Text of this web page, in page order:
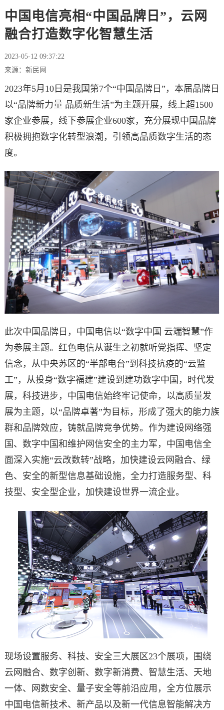
中国电信亮相“中国品牌日”，云网
融合打造数字化智慧生活
2023-05-12 09:37:22
来源：新民网
2023年5月10日是我国第7个“中国品牌日”，本届品牌日
以“品牌新力量 品质新生活”为主题开展，线上超1500
家企业参展，线下参展企业600家，充分展现中国品牌
积极拥抱数字化转型浪潮，引领高品质数字生活的态
度。
此次中国品牌日，中国电信以“数字中国 云端智慧”作
为参展主题。红色电信从诞生之初就听党指挥、坚定
信念，从中央苏区的“半部电台”到科技抗疫的“云监
工”，从投身“数字福建”建设到建功数字中国，时代发
展，科技进步，中国电信始终牢记使命，以高质量发
展为主题，以“品牌卓著”为目标，形成了强大的能力族
群和品牌效应，铸就品牌竞争优势。作为建设网络强
国、数字中国和维护网信安全的主力军，中国电信全
面深入实施“云改数转”战略，加快建设云网融合、绿
色、安全的新型信息基础设施，全力打造服务型、科
技型、安全型企业，加快建设世界一流企业。
现场设置服务、科技、安全三大展区23个展项，围绕
云网融合、数字创新、数字新消费、智慧生活、天地
一体、网数安全、量子安全等前沿应用，全方位展示
中国电信新技术、新产品以及新一代信息智能解决方